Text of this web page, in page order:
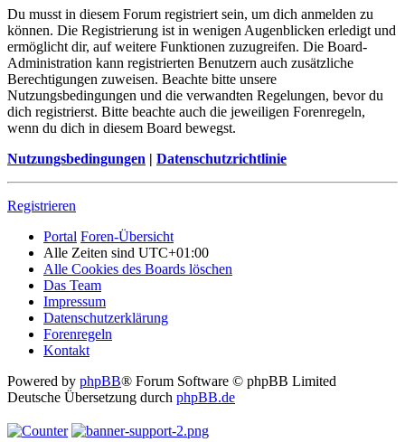
Du musst in diesem Forum registriert sein, um dich anmelden zu
können. Die Registrierung ist in wenigen Augenblicken erledigt und
ermöglicht dir, auf weitere Funktionen zuzugreifen. Die Board-
Administration kann registrierten Benutzern auch zusätzliche
Berechtigungen zuweisen. Beachte bitte unsere
Nutzungsbedingungen und die verwandten Regelungen, bevor du
dich registrierst. Bitte beachte auch die jeweiligen Forenregeln,
wenn du dich in diesem Board bewegst.
Nutzungsbedingungen | Datenschutzrichtlinie
Registrieren
Portal Foren-Übersicht
Alle Zeiten sind UTC+01:00
Alle Cookies des Boards löschen
Das Team
Impressum
Datenschutzerklärung
Forenregeln
Kontakt
Powered by phpBB® Forum Software © phpBB Limited
Deutsche Übersetzung durch phpBB.de